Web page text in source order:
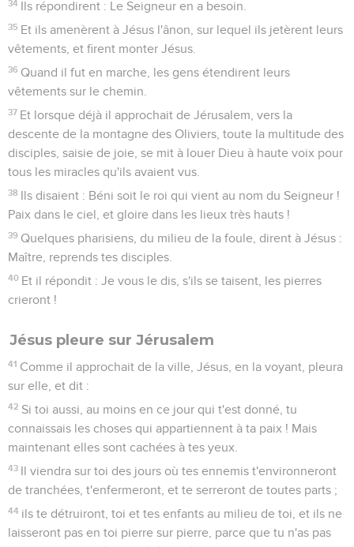
34 Ils répondirent : Le Seigneur en a besoin.
35 Et ils amenèrent à Jésus l'ânon, sur lequel ils jetèrent leurs
vêtements, et firent monter Jésus.
36 Quand il fut en marche, les gens étendirent leurs
vêtements sur le chemin.
37 Et lorsque déjà il approchait de Jérusalem, vers la
descente de la montagne des Oliviers, toute la multitude des
disciples, saisie de joie, se mit à louer Dieu à haute voix pour
tous les miracles qu'ils avaient vus.
38 Ils disaient : Béni soit le roi qui vient au nom du Seigneur !
Paix dans le ciel, et gloire dans les lieux très hauts !
39 Quelques pharisiens, du milieu de la foule, dirent à Jésus :
Maître, reprends tes disciples.
40 Et il répondit : Je vous le dis, s'ils se taisent, les pierres
crieront !
Jésus pleure sur Jérusalem
41 Comme il approchait de la ville, Jésus, en la voyant, pleura
sur elle, et dit :
42 Si toi aussi, au moins en ce jour qui t'est donné, tu
connaissais les choses qui appartiennent à ta paix ! Mais
maintenant elles sont cachées à tes yeux.
43 Il viendra sur toi des jours où tes ennemis t'environneront
de tranchées, t'enfermeront, et te serreront de toutes parts ;
44 ils te détruiront, toi et tes enfants au milieu de toi, et ils ne
laisseront pas en toi pierre sur pierre, parce que tu n'as pas